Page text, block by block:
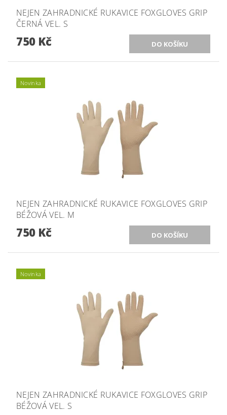
NEJEN ZAHRADNICKÉ RUKAVICE FOXGLOVES GRIP
ČERNÁ VEL. S
750 Kč
Novinka
NEJEN ZAHRADNICKÉ RUKAVICE FOXGLOVES GRIP
BÉŽOVÁ VEL. M
750 Kč
Novinka
NEJEN ZAHRADNICKÉ RUKAVICE FOXGLOVES GRIP
BÉŽOVÁ VEL. S